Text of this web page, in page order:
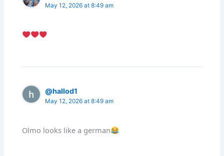
May 12, 2026 at 8:49 am
@hallod1
May 12, 2026 at 8:49 am
Olmo looks like a german